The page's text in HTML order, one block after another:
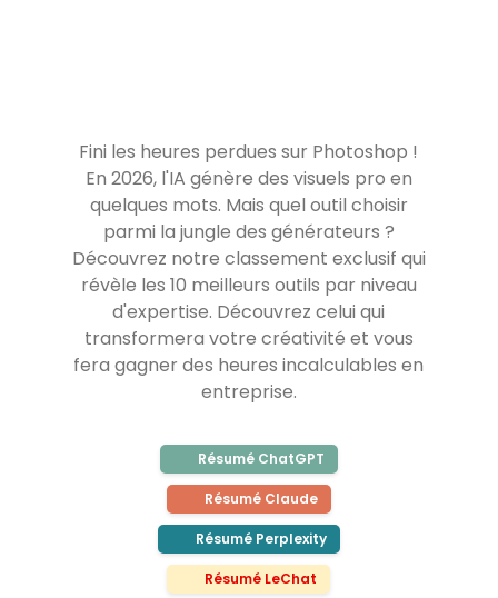
Fini les heures perdues sur Photoshop !
En 2026, l'IA génère des visuels pro en
quelques mots. Mais quel outil choisir
parmi la jungle des générateurs ?
Découvrez notre classement exclusif qui
révèle les 10 meilleurs outils par niveau
d'expertise. Découvrez celui qui
transformera votre créativité et vous
fera gagner des heures incalculables en
entreprise.
Résumé ChatGPT
Résumé Claude
Résumé Perplexity
Résumé LeChat